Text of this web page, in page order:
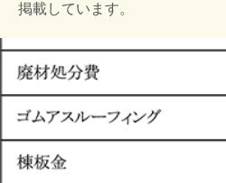
掲載しています。